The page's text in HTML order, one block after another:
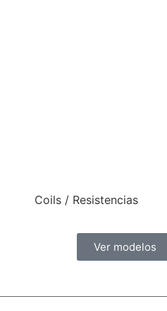
Coils / Resistencias
Ver modelos